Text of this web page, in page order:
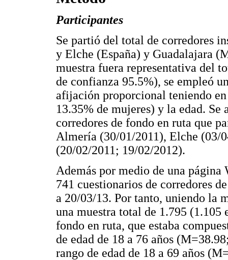
Participantes
Se partió del total de corredores
y Elche (España) y Guadalajara
muestra fuera representativa del
de confianza 95.5%), se empleó
afijación proporcional teniendo
13.35% de mujeres) y la edad.
corredores de fondo en ruta que
Almería (30/01/2011), Elche (03/
(20/02/2011; 19/02/2012).
Además por medio de una página
741 cuestionarios de corredores
a 20/03/13. Por tanto, uniendo la
una muestra total de 1.795 (1.105
fondo en ruta, que estaba
de edad de 18 a 76 años
rango de edad de 18 a 69 años